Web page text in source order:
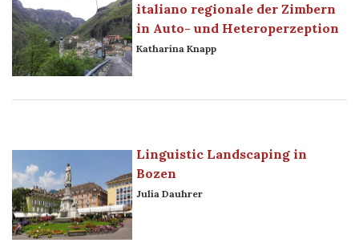
italiano regionale der Zimbern
in Auto- und Heteroperzeption
Katharina Knapp
Linguistic Landscaping in
Bozen
Julia Dauhrer